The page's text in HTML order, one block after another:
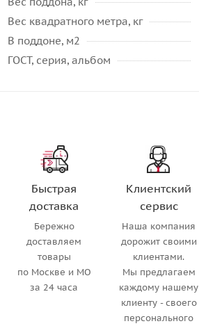
Вес квадратного метра, кг
В поддоне, м2
ГОСТ, серия, альбом
Быстрая
доставка
Бережно
доставляем
товары
по Москве и МО
за 24 часа
Клиентский
сервис
Наша компания
дорожит своими
клиентами.
Мы предлагаем
каждому нашему
клиенту - своего
персонального